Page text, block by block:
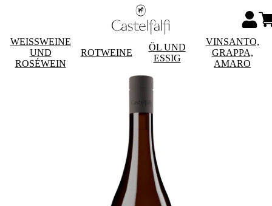
WEISSWEINE
UND
ROSÉWEIN
ROTWEINE
ÖL UND
ESSIG
VINSANTO,
GRAPPA,
AMARO